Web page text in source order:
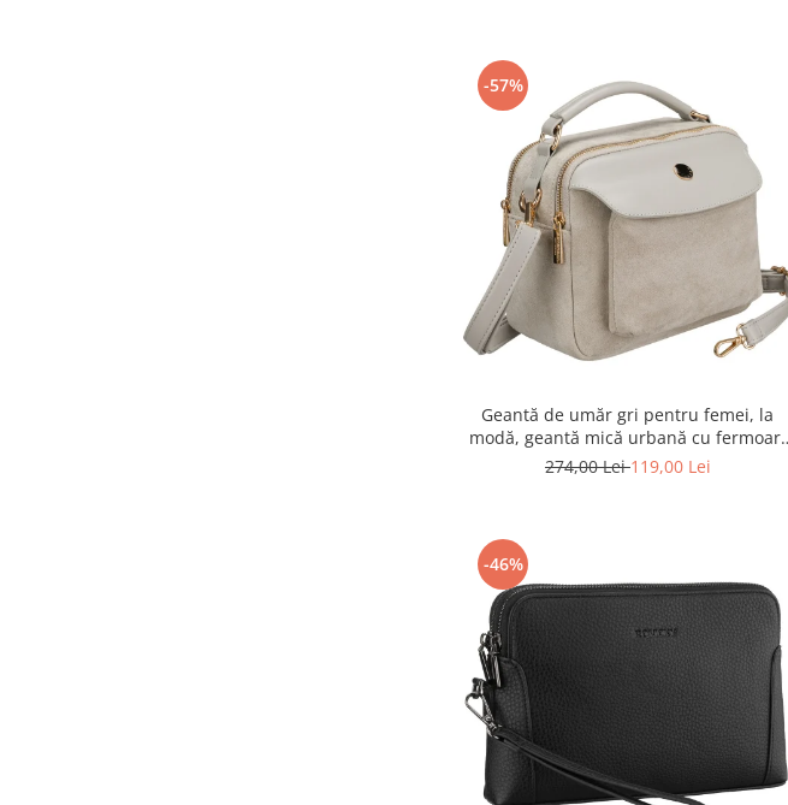
-57%
Geantă de umăr gri pentru femei, la
modă, geantă mică urbană cu fermoar,
piele ecologică - Peterson PTR-PTN MX02-
274,00 Lei119,00 Lei
-46%